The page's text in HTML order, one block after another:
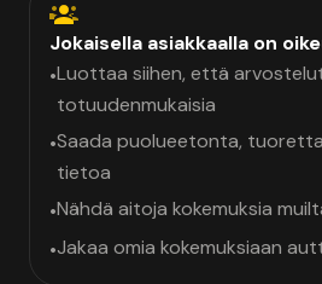
Jokaisella asiakkaalla on
•Luottaa siihen, että
totuudenmukaisia
•Saada puolueetonta,
tietoa
•Nähdä aitoja kokemuksia
•Jakaa omia kokemuksiaan